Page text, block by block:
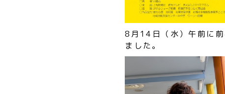
8月14日（水）午前に
ました。